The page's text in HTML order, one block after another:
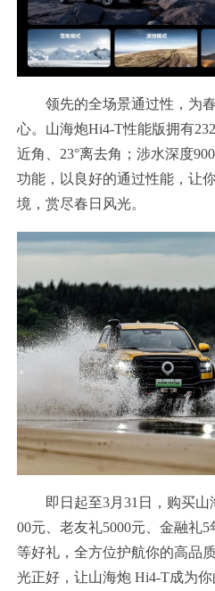
领先的全场景通过性，为
心。山海炮Hi4-T性能版拥有
近角、23°离去角；涉水深度
功能，以良好的通过性能，让
境，赏尽春日风光。
即日起至3月31日，购买
00元、老友礼5000元、金融礼5
等好礼，全方位护航你的高品
光正好，让山海炮 Hi4-T成为